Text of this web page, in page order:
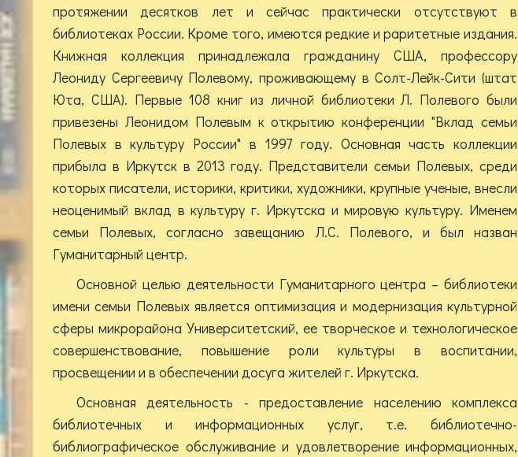
протяжении десятков лет и сейчас практически отсутствуют в
библиотеках России. Кроме того, имеются редкие и раритетные издания.
Книжная коллекция принадлежала гражданину США, профессору
Леониду Сергеевичу Полевому, проживающему в Солт-Лейк-Сити (штат
Юта, США). Первые 108 книг из личной библиотеки Л. Полевого были
привезены Леонидом Полевым к открытию конференции "Вклад семьи
Полевых в культуру России" в 1997 году. Основная часть коллекции
прибыла в Иркутск в 2013 году. Представители семьи Полевых, среди
которых писатели, историки, критики, художники, крупные ученые, внесли
неоценимый вклад в культуру г. Иркутска и мировую культуру. Именем
семьи Полевых, согласно завещанию Л.С. Полевого, и был назван
Гуманитарный центр.
Основной целью деятельности Гуманитарного центра – библиотеки
имени семьи Полевых является оптимизация и модернизация культурной
сферы микрорайона Университетский, ее творческое и технологическое
совершенствование, повышение роли культуры в воспитании,
просвещении и в обеспечении досуга жителей г. Иркутска.
Основная деятельность - предоставление населению комплекса
библиотечных и информационных услуг, т.е. библиотечно-
библиографическое обслуживание и удовлетворение информационных,